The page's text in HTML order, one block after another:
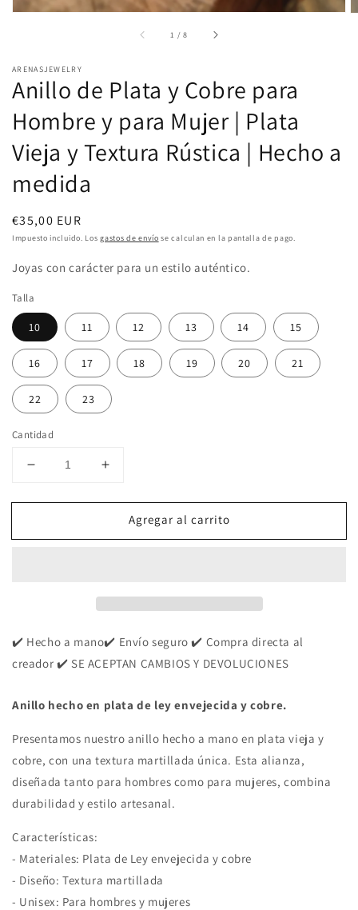
1 /de
8
ARENASJEWELRY
Anillo de Plata y Cobre para
Hombre y para Mujer | Plata
Vieja y Textura Rústica | Hecho a
medida
Precio
habitual
€35,00 EUR
Impuesto incluido. Losgastos de envío se calculan en la pantalla de pago.
Joyas con carácter para un estilo auténtico.
Talla
10 11 12 13 14 15
16 17 18 19 20 21
22 23
Cantidad
Reducir
para
de
y
para
Mujer
Plata
y
Textura
Rústica
|
Hecho
medida
Aumentar
para
Anillo
de
y
para
Mujer
Plata
y
Textura
Rústica
|
Hecho
Agregar al carrito
✔️ Hecho a mano✔️ Envío seguro ✔️ Compra directa al
creador ✔️ SE ACEPTAN CAMBIOS Y DEVOLUCIONES
Anillo hecho en plata de ley envejecida y cobre.
Presentamos nuestro anillo hecho a mano en plata vieja y
cobre, con una textura martillada única. Esta alianza,
diseñada tanto para hombres como para mujeres, combina
durabilidad y estilo artesanal.
Características:
- Materiales: Plata de Ley envejecida y cobre
- Diseño: Textura martillada
- Unisex: Para hombres y mujeres